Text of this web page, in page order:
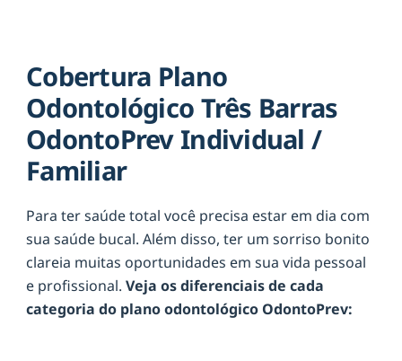
Cobertura Plano
Odontológico Três Barras
OdontoPrev Individual /
Familiar
Para ter saúde total você precisa estar em dia com
sua saúde bucal. Além disso, ter um sorriso bonito
clareia muitas oportunidades em sua vida pessoal
e profissional. Veja os diferenciais de cada
categoria do plano odontológico OdontoPrev: